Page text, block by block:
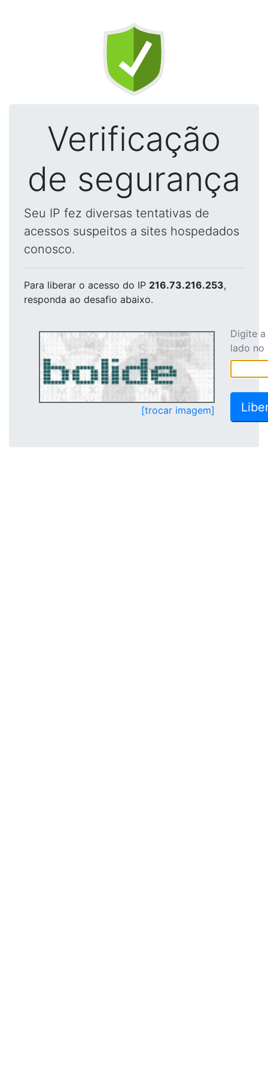
Verificação
de segurança
Seu IP fez diversas tentativas de
acessos suspeitos a sites hospedados
conosco.
Para liberar o acesso do IP 216.73.216.253,
responda ao desafio abaixo.
[trocar imagem]
Digite
lado no